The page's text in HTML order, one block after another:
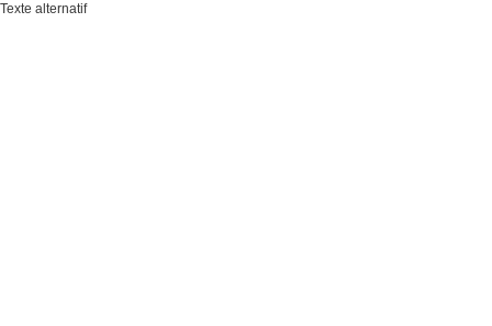
Texte alternatif